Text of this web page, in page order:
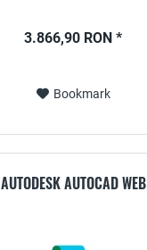
3.866,90 RON *
Bookmark
AUTODESK AUTOCAD WEB